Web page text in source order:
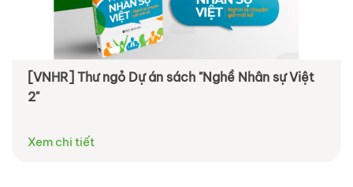
[VNHR] Thư ngỏ Dự án sách "Nghề Nhân sự Việt
2"
Xem chi tiết